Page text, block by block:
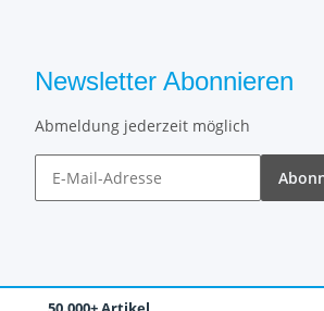
Newsletter Abonnieren
Abmeldung jederzeit möglich